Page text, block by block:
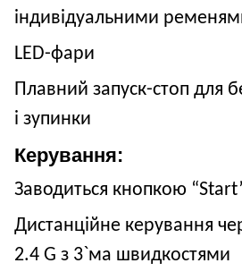
індивідуальними
LED-фари
Плавний запуск-стоп для
і зупинки
Керування:
Заводиться кнопкою
Дистанційне керування
2.4 G з 3 ма швидкостями